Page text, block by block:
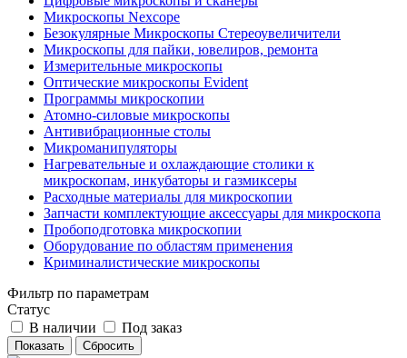
Микроскопы Nexcope
Безокулярные Микроскопы Стереоувеличители
Микроскопы для пайки, ювелиров, ремонта
Измерительные микроскопы
Оптические микроскопы Evident
Программы микроскопии
Атомно-силовые микроскопы
Антивибрационные столы
Микроманипуляторы
Нагревательные и охлаждающие столики к
микроскопам, инкубаторы и газмиксеры
Расходные материалы для микроскопии
Запчасти комплектующие аксессуары для микроскопа
Пробоподготовка микроскопии
Оборудование по областям применения
Криминалистические микроскопы
Фильтр по параметрам
Статус
В наличии
Под заказ
Сбросить